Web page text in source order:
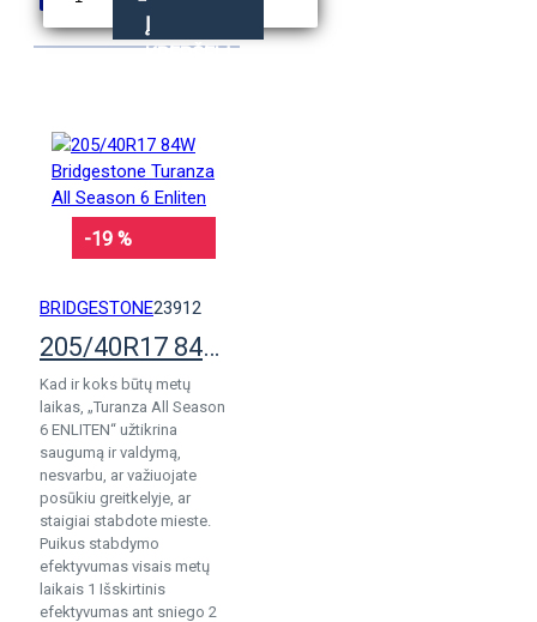
Į
KREPŠELĮ
-19 %
BRIDGESTONE23912
205/40R17 84W Bridgestone Turanza All Season 6 Enliten
Kad ir koks būtų metų
laikas, „Turanza All Season
6 ENLITEN“ užtikrina
saugumą ir valdymą,
nesvarbu, ar važiuojate
posūkiu greitkelyje, ar
staigiai stabdote mieste.
Puikus stabdymo
efektyvumas visais metų
laikais 1 Išskirtinis
efektyvumas ant sniego 2